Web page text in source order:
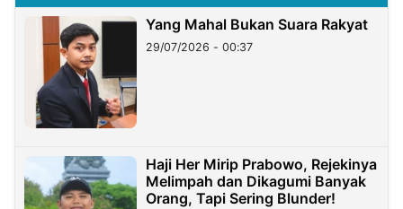
Yang Mahal Bukan Suara Rakyat
29/07/2026 - 00:37
Haji Her Mirip Prabowo, Rejekinya
Melimpah dan Dikagumi Banyak
Orang, Tapi Sering Blunder!